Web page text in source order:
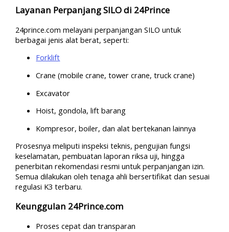
Layanan Perpanjang SILO di 24Prince
24prince.com melayani perpanjangan SILO untuk
berbagai jenis alat berat, seperti:
Forklift
Crane (mobile crane, tower crane, truck crane)
Excavator
Hoist, gondola, lift barang
Kompresor, boiler, dan alat bertekanan lainnya
Prosesnya meliputi inspeksi teknis, pengujian fungsi
keselamatan, pembuatan laporan riksa uji, hingga
penerbitan rekomendasi resmi untuk perpanjangan izin.
Semua dilakukan oleh tenaga ahli bersertifikat dan sesuai
regulasi K3 terbaru.
Keunggulan 24Prince.com
Proses cepat dan transparan